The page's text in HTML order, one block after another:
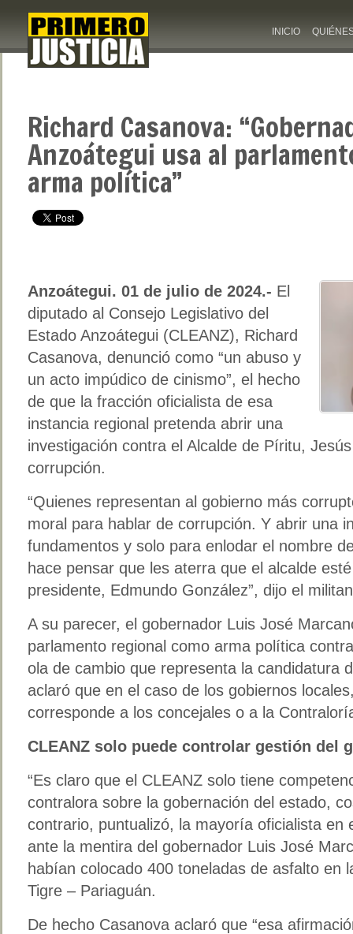
INICIO
Richard Casanova:
Anzoátegui usa al
arma política”
Anzoátegui. 01 de julio de 2024.- El
diputado al Consejo Legislativo del
Estado Anzoátegui (CLEANZ), Richard
Casanova, denunció como “un abuso y
un acto impúdico de cinismo”, el hecho
de que la fracción oficialista de esa
instancia regional pretenda abrir una
investigación contra el Alcalde de Píritu,
corrupción.
“Quienes representan al gobierno más
moral para hablar de corrupción. Y abrir una
fundamentos y solo para enlodar el nombre
hace pensar que les aterra que el alcalde
presidente, Edmundo González”, dijo el
A su parecer, el gobernador Luis José
parlamento regional como arma política
ola de cambio que representa la candidatura
aclaró que en el caso de los gobiernos
corresponde a los concejales o a la
CLEANZ solo puede controlar gestión del
“Es claro que el CLEANZ solo tiene
contralora sobre la gobernación del estado,
contrario, puntualizó, la mayoría oficialista en
ante la mentira del gobernador Luis José
habían colocado 400 toneladas de asfalto en
Tigre – Pariaguán.
De hecho Casanova aclaró que “esa